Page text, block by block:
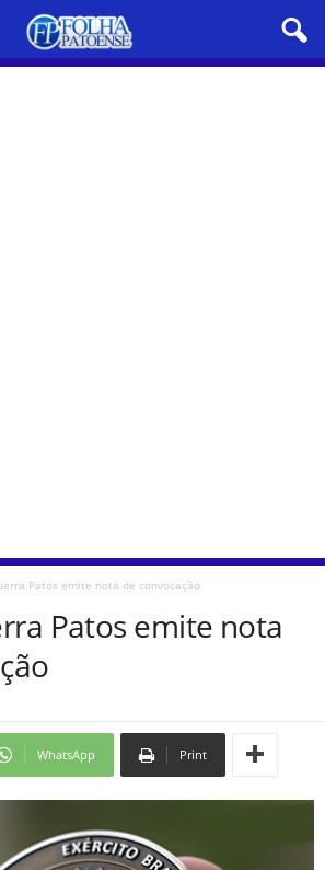
Patos emite nota de convocação
Patos emite nota
WhatsApp Print